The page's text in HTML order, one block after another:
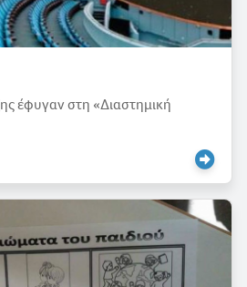
έφυγαν στη «Διαστημική